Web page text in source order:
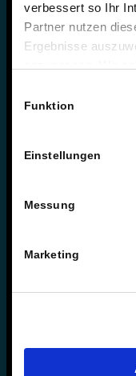
verbessert so Ihr
Partner nutzen
Ergebnisse
Technologien.
Funktion
Einstellungen
Messung
Marketing
Sie haben Fragen zur
Schulleitung &
Björn Gemmer & Dirk
Sie haben Fragen
Telefon: 06421 408-0